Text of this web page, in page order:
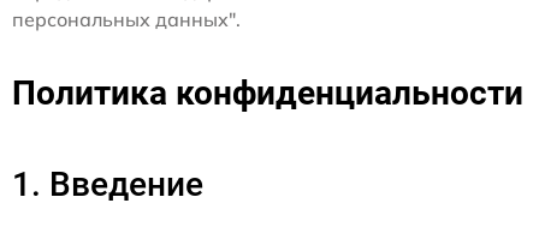
персональных данных".
Политика конфиденциальности
1. Введение